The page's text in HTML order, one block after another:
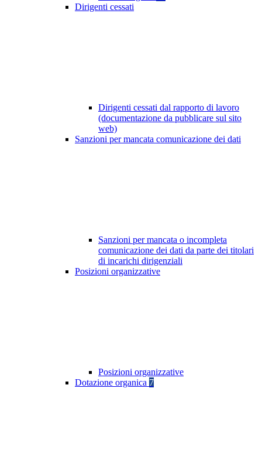
Dirigenti cessati
Dirigenti cessati dal rapporto di lavoro
(documentazione da pubblicare sul sito
web)
Sanzioni per mancata comunicazione dei dati
Sanzioni per mancata o incompleta
comunicazione dei dati da parte dei titolari
di incarichi dirigenziali
Posizioni organizzative
Posizioni organizzative
Dotazione organica 7